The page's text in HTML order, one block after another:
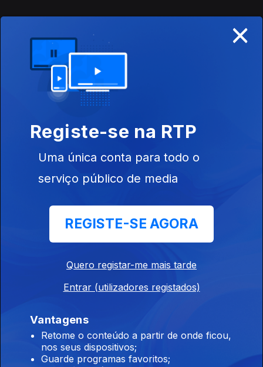
Bom a valer
02 abr. 2025
01 abr. 2025
31 mar. 2025
"On Falling"
28 mar. 2025
24 mar. 2025
×
Registe-se na RTP
Uma única conta para todo o
serviço público de media
REGISTE-SE AGORA
Quero registar-me mais tarde
Entrar (utilizadores registados)
Vantagens
Retome o conteúdo a partir de onde ficou,
nos seus dispositivos;
Guarde programas favoritos;